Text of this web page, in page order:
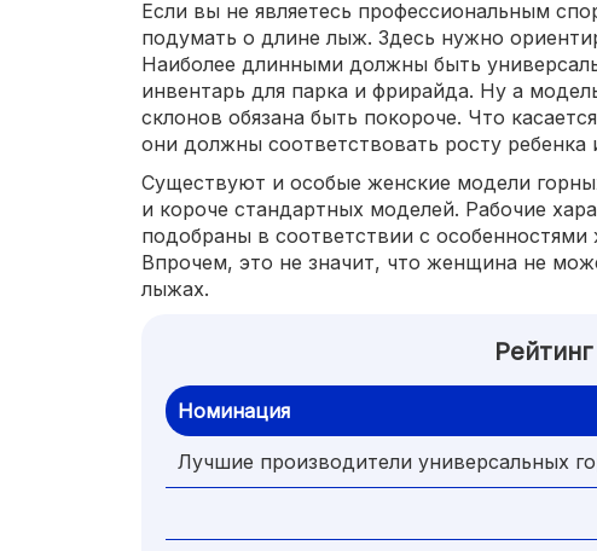
Если вы не являетесь профессиональным
подумать о длине лыж. Здесь нужно
Наиболее длинными должны быть
инвентарь для парка и фрирайда. Ну а
склонов обязана быть покороче. Что
они должны соответствовать росту ребенка
Существуют и особые женские модели
и короче стандартных моделей. Рабочие
подобраны в соответствии с
Впрочем, это не значит, что женщина не
лыжах.
Номинация
Лучшие производители универсальных